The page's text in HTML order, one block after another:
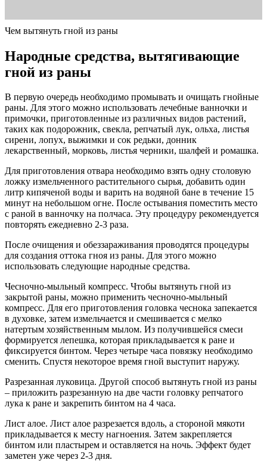
Чем вытянуть гной из раны
Народные средства, вытягивающие
гной из раны
В первую очередь необходимо промывать и очищать гнойные
раны. Для этого можно использовать лечебные ванночки и
примочки, приготовленные из различных видов растений,
таких как подорожник, свекла, репчатый лук, ольха, листья
сирени, лопух, выжимки и сок редьки, донник
лекарственный, морковь, листья черники, шалфей и ромашка.
Для приготовления отвара необходимо взять одну столовую
ложку измельченного растительного сырья, добавить один
литр кипяченой воды и варить на водяной бане в течение 15
минут на небольшом огне. После остывания поместить место
с раной в ванночку на полчаса. Эту процедуру рекомендуется
повторять ежедневно 2-3 раза.
После очищения и обеззараживания проводятся процедуры
для создания оттока гноя из раны. Для этого можно
использовать следующие народные средства.
Чесночно-мыльный компресс. Чтобы вытянуть гной из
закрытой раны, можно применить чесночно-мыльный
компресс. Для его приготовления головка чеснока запекается
в духовке, затем измельчается и смешивается с мелко
натертым хозяйственным мылом. Из получившейся смеси
формируется лепешка, которая прикладывается к ране и
фиксируется бинтом. Через четыре часа повязку необходимо
сменить. Спустя некоторое время гной выступит наружу.
Разрезанная луковица. Другой способ вытянуть гной из раны
– приложить разрезанную на две части головку репчатого
лука к ране и закрепить бинтом на 4 часа.
Лист алое. Лист алое разрезается вдоль, а стороной мякоти
прикладывается к месту нагноения. Затем закрепляется
бинтом или пластырем и оставляется на ночь. Эффект будет
заметен уже через 2-3 дня.